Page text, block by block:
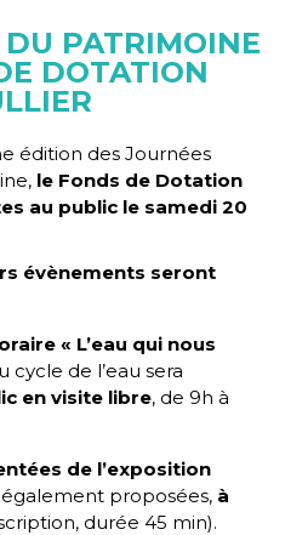
DU PATRIMOINE
DOTATION
édition des Journées
le Fonds de Dotation
au public le samedi 20
évènements seront
« L’eau qui nous
cycle de l’eau sera
en visite libre, de 9h à
de l’exposition
proposées, à
durée 45 min).